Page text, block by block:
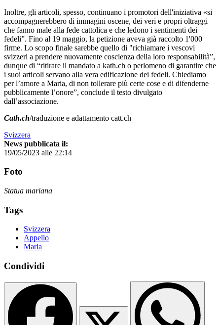
Inoltre, gli articoli, spesso, continuano i promotori dell'iniziativa «si
accompagnerebbero di immagini oscene, dei veri e propri oltraggi
che fanno male alla fede cattolica e che ledono i sentimenti dei
fedeli”. Fino al 19 maggio, la petizione aveva già raccolto 1'000
firme. Lo scopo finale sarebbe quello di "richiamare i vescovi
svizzeri a prendere nuovamente coscienza della loro responsabilità”,
dunque di “ritirare il mandato a kath.ch o perlomeno di garantire che
i suoi articoli servano alla vera edificazione dei fedeli. Chiediamo
per l’amore a Maria, di non tollerare più certe cose e di difenderne
pubblicamente l’onore”, conclude il testo divulgato
dall’associazione.
Cath.ch/traduzione e adattamento catt.ch
Svizzera
News pubblicata il:
19/05/2023 alle 22:14
Foto
Statua mariana
Tags
Svizzera
Appello
Maria
Condividi